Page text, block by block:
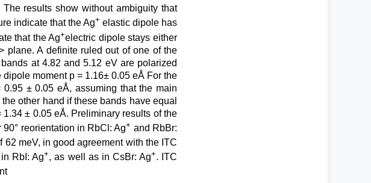
results show without ambiguity that
indicate that the Ag+ elastic dipole has
that the Ag+electric dipole stays either
plane. A definite ruled out of one of the
at 4.82 and 5.12 eV are polarized
moment p = 1.16± 0.05 eÅ For the
± 0.05 eÅ, assuming that the main
other hand if these bands have equal
± 0.05 eÅ. Preliminary results of the
reorientation in RbCl: Ag+ and RbBr:
meV, in good agreement with the ITC
RbI: Ag+, as well as in CsBr: Ag+. ITC